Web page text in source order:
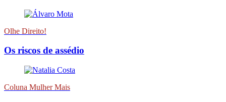
Olhe Direito!
Os riscos de assédio
Coluna Mulher Mais